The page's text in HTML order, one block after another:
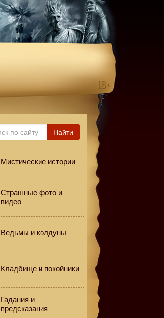
Найти
Мистические истории
Страшные фото и
видео
Ведьмы и колдуны
Кладбище и покойники
Гадания и
предсказания